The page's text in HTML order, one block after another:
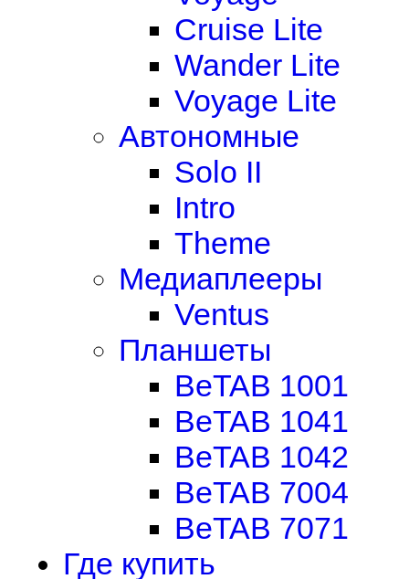
Cruise Lite
Wander Lite
Voyage Lite
Автономные
Solo II
Intro
Theme
Медиаплееры
Ventus
Планшеты
BeTAB 1001
BeTAB 1041
BeTAB 1042
BeTAB 7004
BeTAB 7071
Где купить